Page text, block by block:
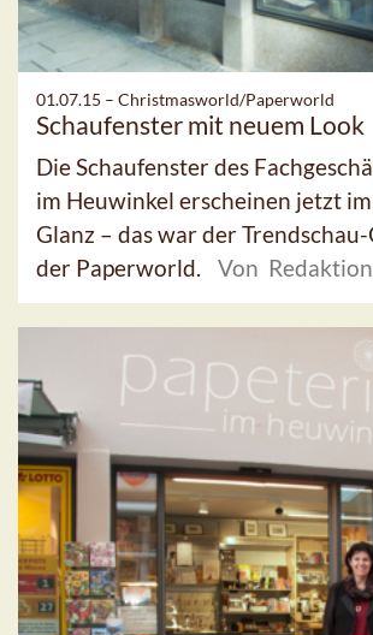
01.07.15 – Christmasworld/Paperworld
Schaufenster mit neuem Look
Die Schaufenster des
im Heuwinkel erscheinen jetzt
Glanz – das war der
der Paperworld.
Von Redaktion